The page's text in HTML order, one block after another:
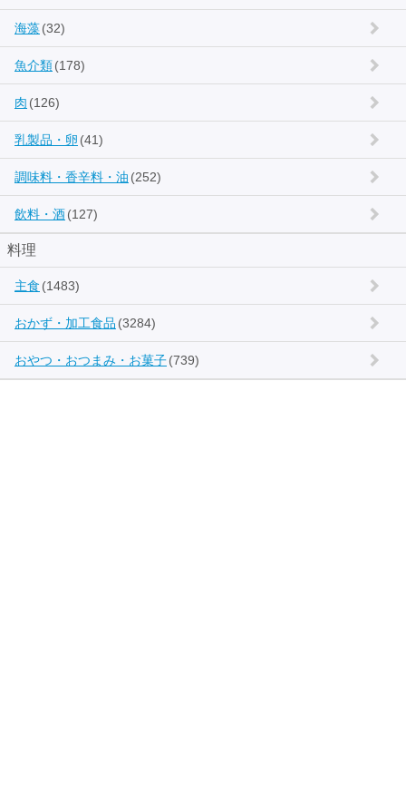
海藻(32)
魚介類(178)
肉 (126)
乳製品・卵 (41)
調味料・香辛料・油 (252)
飲料・酒(127)
料理
主食 (1483)
おかず・加工食品 (3284)
おやつ・おつまみ・お菓子(739)